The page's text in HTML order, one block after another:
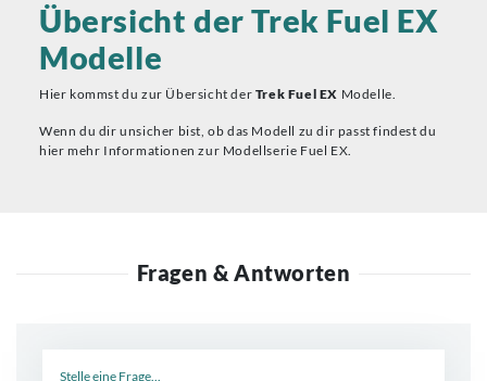
Übersicht der Trek Fuel EX
Modelle
Hier kommst du zur Übersicht der Trek Fuel EX Modelle.
Wenn du dir unsicher bist, ob das Modell zu dir passt findest du
hier mehr Informationen zur Modellserie Fuel EX.
Fragen & Antworten